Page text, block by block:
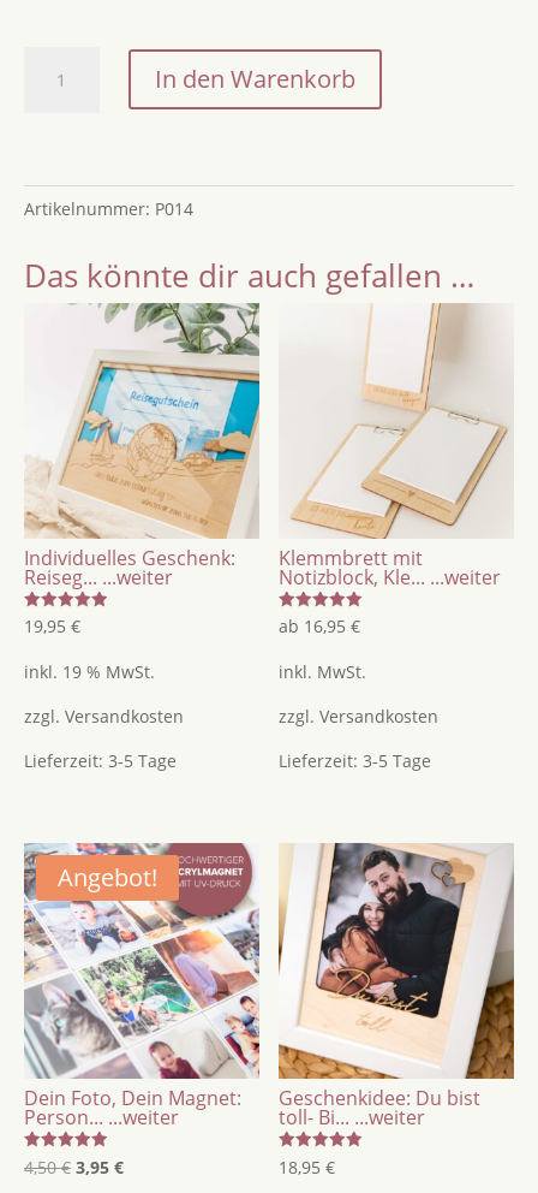
Holzpostkarte
not
ok..."
Ein
kleiner
Menge
In den Warenkorb
Artikelnummer: P014
Das könnte dir auch gefallen …
Individuelles Geschenk:
Reiseg... ...weiter
Bewertet
mit
von 5
19,95 €
inkl. 19 % MwSt.
zzgl. Versandkosten
Lieferzeit: 3-5 Tage
Klemmbrett mit
Notizblock, Kle... ...weiter
Bewertet
mit
von 5
ab 16,95€
inkl. MwSt.
zzgl.Versandkosten
Lieferzeit:3-5 Tage
Angebot!
Dein Foto, Dein Magnet:
Person... ...weiter
Bewertet
mit
4,50€ Ursprünglicher
3,95 €Aktueller
Geschenkidee: Du bist
toll- Bi... ...weiter
Bewertet
mit
18,95€